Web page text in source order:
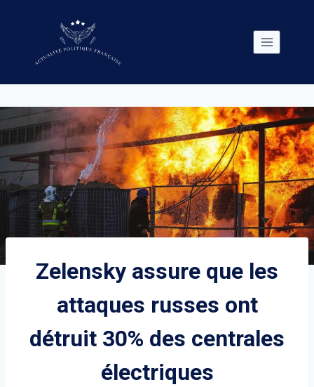
Zelensky assure que les
attaques russes ont
détruit 30% des centrales
électriques